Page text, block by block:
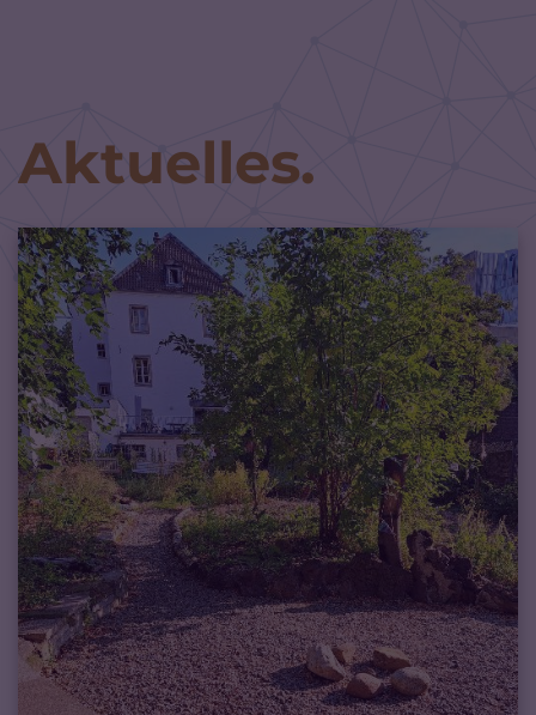
Aktuelles.